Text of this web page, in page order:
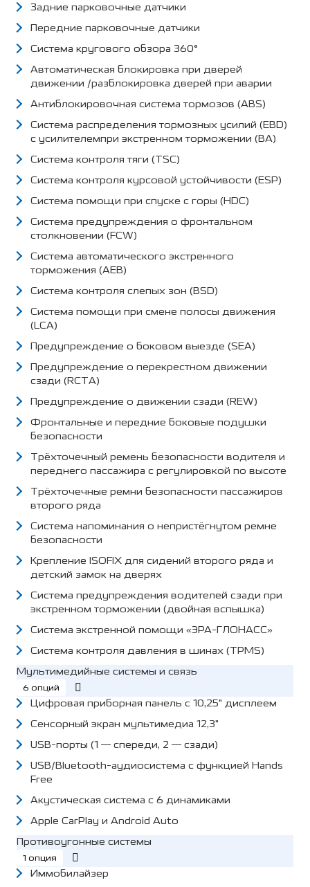
Задние парковочные датчики
Передние парковочные датчики
Система кругового обзора 360°
Автоматическая блокировка при дверей
движении /разблокировка дверей при аварии
Антиблокировочная система тормозов (ABS)
Система распределения тормозных усилий (EBD)
с усилителемпри экстренном торможении (BA)
Система контроля тяги (TSC)
Система контроля курсовой устойчивости (ESP)
Система помощи при спуске с горы (HDC)
Система предупреждения о фронтальном
столкновении (FCW)
Система автоматического экстренного
торможения (AEB)
Система контроля слепых зон (BSD)
Система помощи при смене полосы движения
(LCA)
Предупреждение о боковом выезде (SEA)
Предупреждение о перекрестном движении
сзади (RCTA)
Предупреждение о движении сзади (REW)
Фронтальные и передние боковые подушки
безопасности
Трёхточечный ремень безопасности водителя и
переднего пассажира с регулировкой по высоте
Трёхточечные ремни безопасности пассажиров
второго ряда
Система напоминания о непристёгнутом ремне
безопасности
Крепление ISOFIX для сидений второго ряда и
детский замок на дверях
Система предупреждения водителей сзади при
экстренном торможении (двойная вспышка)
Система экстренной помощи «ЭРА-ГЛОНАСС»
Система контроля давления в шинах (TPMS)
Мультимедийные системы и связь
6 опций
Цифровая приборная панель с 10,25" дисплеем
Сенсорный экран мультимедиа 12,3"
USB-порты (1 — спереди, 2 — сзади)
USB/Bluetooth-аудиосистема с функцией Hands
Free
Акустическая система с 6 динамиками
Apple CarPlay и Android Auto
Противоугонные системы
1 опция
Иммобилайзер